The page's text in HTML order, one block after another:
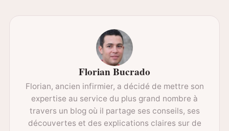
Florian Bucrado
Florian, ancien infirmier, a décidé de mettre son
expertise au service du plus grand nombre à
travers un blog où il partage ses conseils, ses
découvertes et des explications claires sur de